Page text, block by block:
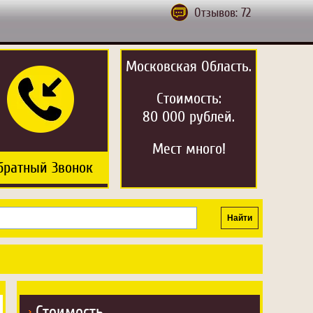
Отзывов: 72
Звонок
Московская Область.
Стоимость:
80 000 рублей.
Мест много!